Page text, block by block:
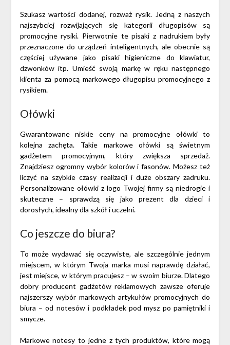
Szukasz wartości dodanej, rozważ rysik. Jedną z naszych
najszybciej rozwijających się kategorii długopisów są
promocyjne rysiki. Pierwotnie te pisaki z nadrukiem były
przeznaczone do urządzeń inteligentnych, ale obecnie są
częściej używane jako pisaki higieniczne do klawiatur,
dzwonków itp. Umieść swoją markę w ręku następnego
klienta za pomocą markowego długopisu promocyjnego z
rysikiem.
Ołówki
Gwarantowane niskie ceny na promocyjne ołówki to
kolejna zachęta. Takie markowe ołówki są świetnym
gadżetem promocyjnym, który zwiększa sprzedaż.
Znajdziesz ogromny wybór kolorów i fasonów. Możesz też
liczyć na szybkie czasy realizacji i duże obszary zadruku.
Personalizowane ołówki z logo Twojej firmy są niedrogie i
skuteczne – sprawdzą się jako prezent dla dzieci i
dorosłych, idealny dla szkół i uczelni.
Co jeszcze do biura?
To może wydawać się oczywiste, ale szczególnie jednym
miejscem, w którym Twoja marka musi naprawdę działać,
jest miejsce, w którym pracujesz – w swoim biurze. Dlatego
dobry producent gadżetów reklamowych zawsze oferuje
najszerszy wybór markowych artykułów promocyjnych do
biura – od notesów i podkładek pod mysz po pamiętniki i
smycze.
Markowe notesy to jedne z tych produktów, które mogą